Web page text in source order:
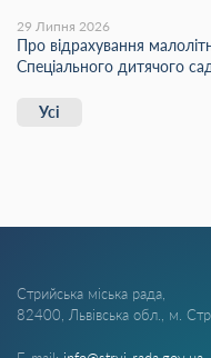
29 Липня 2026
Про відрахування
Спеціального дитячого
Усі
Стрийська міська рада,
82400, Львівська обл., м.